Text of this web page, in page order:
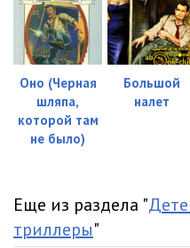
Оно (Черная
шляпа,
которой там
не было)
Большой
налет
Еще из раздела "
триллеры"